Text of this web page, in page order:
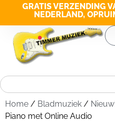
GRATIS VERZENDING
NEDERLAND,
Home / Bladmuziek /
Piano met Online Audio